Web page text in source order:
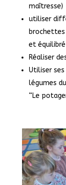
maîtresse)
utiliser
et équilibré
Réaliser
Utiliser
légumes
“Le